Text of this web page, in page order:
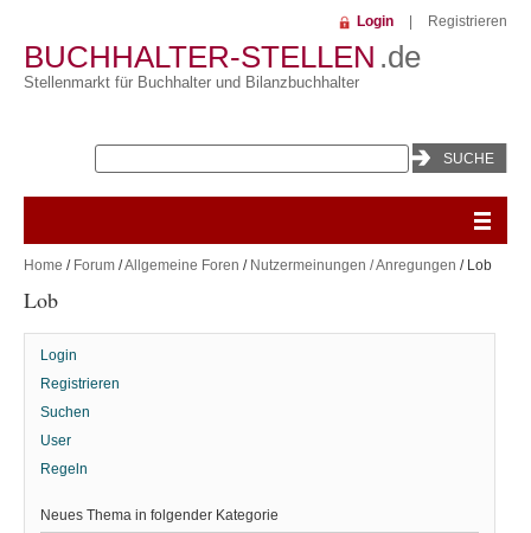
BUCHHALTER-STELLEN .de
Stellenmarkt für Buchhalter und Bilanzbuchhalter
Login Registrieren
Home / Forum /Allgemeine Foren / Nutzermeinungen / Anregungen / Lob
Lob
Login
Registrieren
Suchen
User
Regeln
Neues Thema in folgender Kategorie